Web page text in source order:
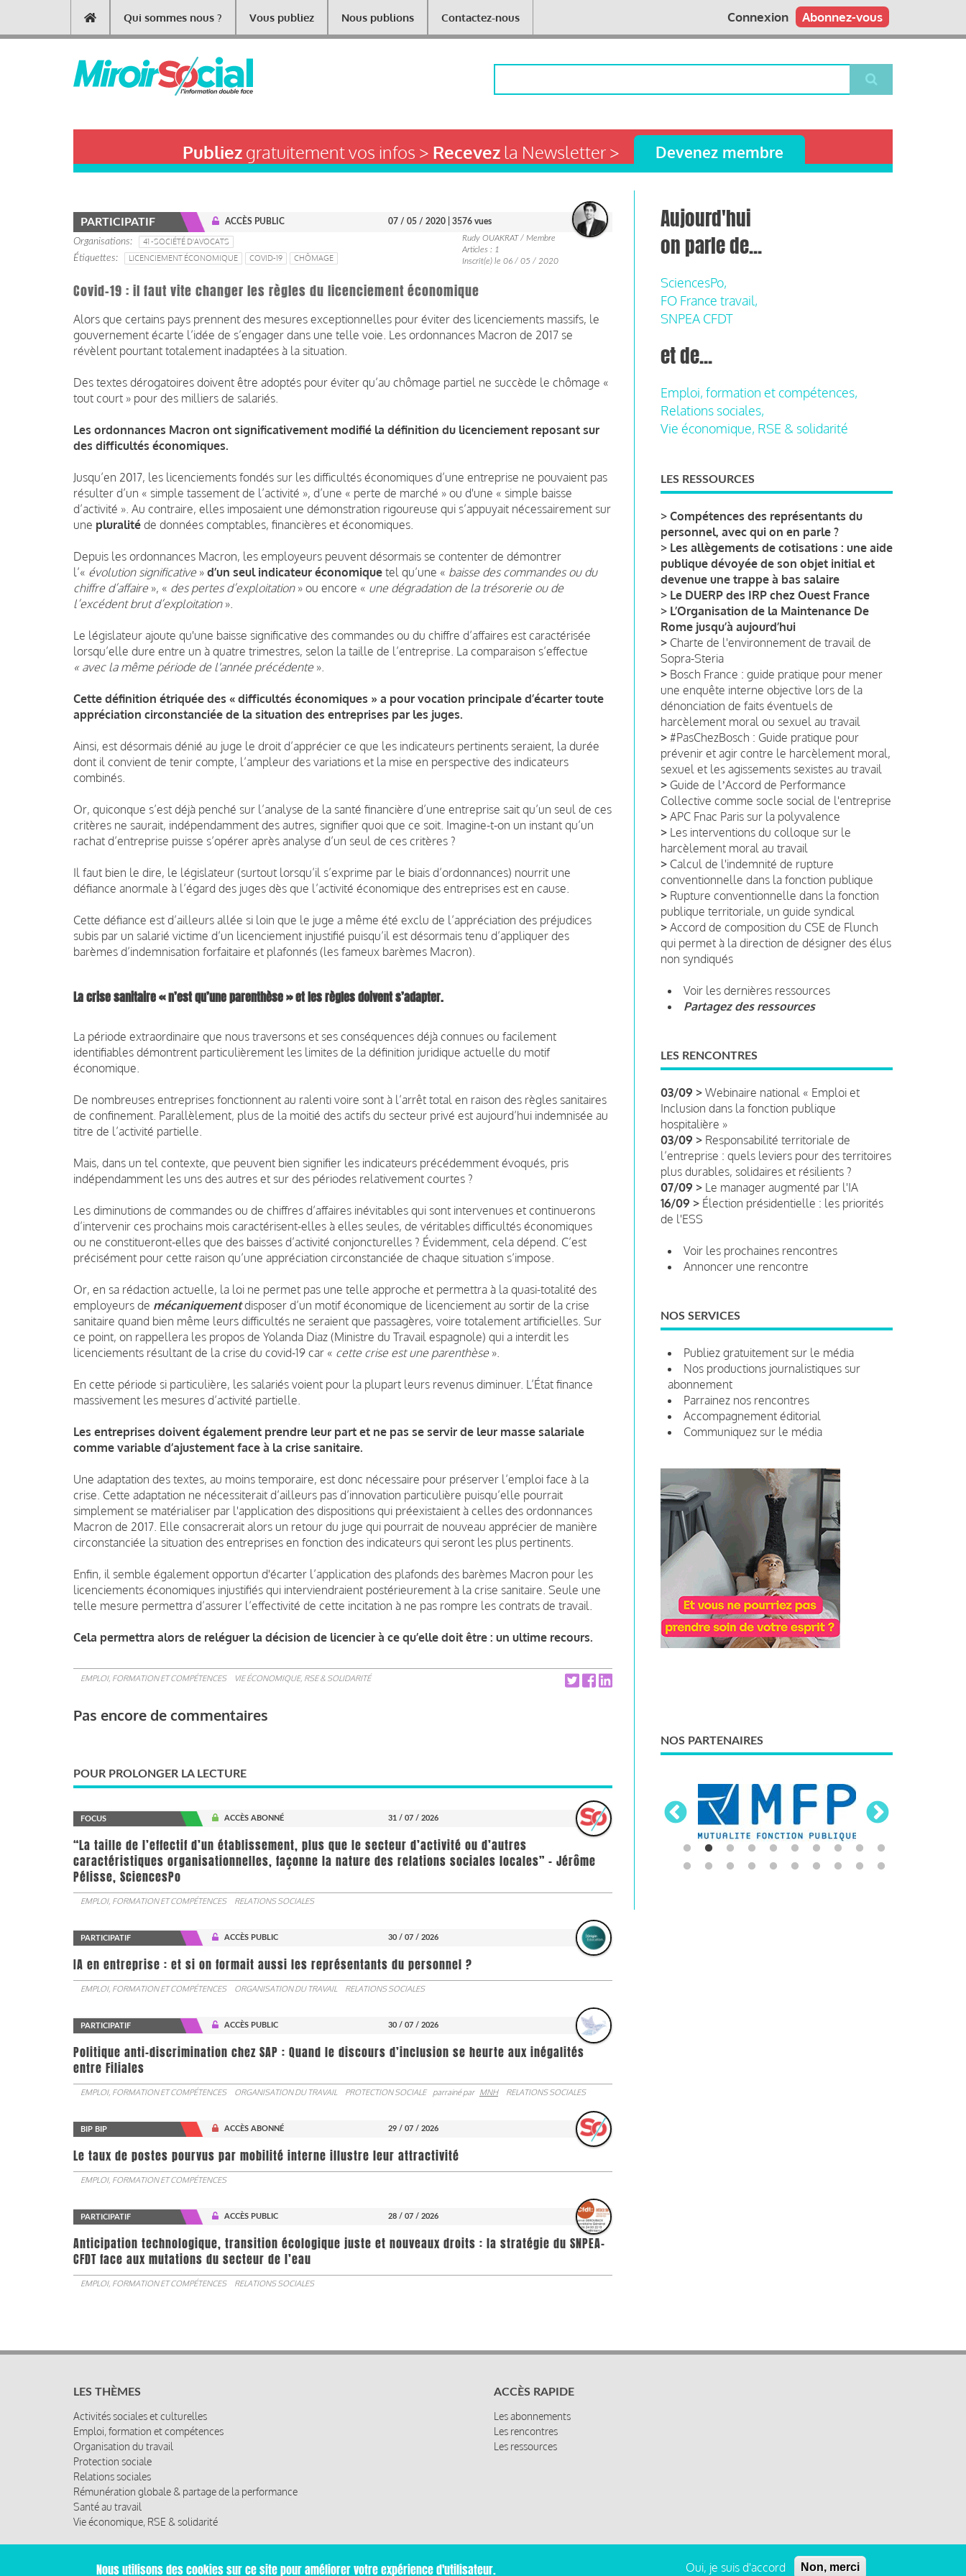
contenu
Main
navigation
Qui sommes nous ? Vous publiez Nous publions Contactez-nous Abonnez-vous
Connexion
Publiezgratuitement vos infos > Recevezla Newsletter > Devenez membre
PARTICIPATIF ACCÈS PUBLIC 07 / 05 / 2020 | 3576 vues
Organisations
41 -SOCIÉTÉ D'AVOCATS
Étiquettes
LICENCIEMENT ÉCONOMIQUE COVID-19 CHÔMAGE
Rudy OUAKRAT / Membre
Articles : 1
Inscrit(e) le 06 / 05 / 2020
Covid-19 : il faut vite changer les règles du licenciement économique
Alors que certains pays prennent des mesures exceptionnelles pour éviter des licenciements massifs, le
gouvernement écarte l’idée de s’engager dans une telle voie. Les ordonnances Macron de 2017 se
révèlent pourtant totalement inadaptées à la situation.
Des textes dérogatoires doivent être adoptés pour éviter qu’au chômage partiel ne succède le chômage «
tout court » pour des milliers de salariés.
Les ordonnances Macron ont significativement modifié la définition du licenciement reposant sur
des difficultés économiques.
Jusqu’en 2017, les licenciements fondés sur les difficultés économiques d’une entreprise ne pouvaient pas
résulter d’un « simple tassement de l’activité », d’une « perte de marché » ou d'une « simple baisse
d’activité ». Au contraire, elles imposaient une démonstration rigoureuse qui s’appuyait nécessairement sur
une pluralité de données comptables, financières et économiques.
Depuis les ordonnances Macron, les employeurs peuvent désormais se contenter de démontrer
l’« évolution significative » d’un seul indicateur économique tel qu’une « baisse des commandes ou du
chiffre d’affaire », « des pertes d’exploitation» ou encore « une dégradation de la trésorerie ou de
l’excédent brut d’exploitation».
Le législateur ajoute qu'une baisse significative des commandes ou du chiffre d’affaires est caractérisée
lorsqu’elle dure entre un à quatre trimestres, selon la taille de l’entreprise. La comparaison s’effectue
« avec la même période de l'année précédente ».
Cette définition étriquée des « difficultés économiques » a pour vocation principale d’écarter toute
appréciation circonstanciée de la situation des entreprises par les juges.
Ainsi, est désormais dénié au juge le droit d’apprécier ce que les indicateurs pertinents seraient, la durée
dont il convient de tenir compte, l’ampleur des variations et la mise en perspective des indicateurs
combinés.
Or, quiconque s’est déjà penché sur l’analyse de la santé financière d’une entreprise sait qu’un seul de ces
critères ne saurait, indépendamment des autres, signifier quoi que ce soit. Imagine-t-on un instant qu’un
rachat d’entreprise puisse s’opérer après analyse d’un seul de ces critères ?
Il faut bien le dire, le législateur (surtout lorsqu’il s’exprime par le biais d’ordonnances) nourrit une
défiance anormale à l’égard des juges dès que l’activité économique des entreprises est en cause.
Cette défiance est d’ailleurs allée si loin que le juge a même été exclu de l’appréciation des préjudices
subis par un salarié victime d’un licenciement injustifié puisqu’il est désormais tenu d’appliquer des
barèmes d’indemnisation forfaitaire et plafonnés (les fameux barèmes Macron).
La crise sanitaire « n’est qu’une parenthèse » et les règles doivent s’adapter.
La période extraordinaire que nous traversons et ses conséquences déjà connues ou facilement
identifiables démontrent particulièrement les limites de la définition juridique actuelle du motif
économique.
De nombreuses entreprises fonctionnent au ralenti voire sont à l’arrêt total en raison des règles sanitaires
de confinement. Parallèlement, plus de la moitié des actifs du secteur privé est aujourd’hui indemnisée au
titre de l’activité partielle.
Mais, dans un tel contexte, que peuvent bien signifier les indicateurs précédemment évoqués, pris
indépendamment les uns des autres et sur des périodes relativement courtes ?
Les diminutions de commandes ou de chiffres d’affaires inévitables qui sont intervenues et continuerons
d’intervenir ces prochains mois caractérisent-elles à elles seules, de véritables difficultés économiques
ou ne constitueront-elles que des baisses d’activité conjoncturelles ? Évidemment, cela dépend. C’est
précisément pour cette raison qu’une appréciation circonstanciée de chaque situation s’impose.
Or, en sa rédaction actuelle, la loi ne permet pas une telle approche et permettra à la quasi-totalité des
employeurs de mécaniquementdisposer d’un motif économique de licenciement au sortir de la crise
sanitaire quand bien même leurs difficultés ne seraient que passagères, voire totalement artificielles. Sur
ce point, on rappellera les propos de Yolanda Diaz (Ministre du Travail espagnole) qui a interdit les
licenciements résultant de la crise du covid-19 car « cette crise est une parenthèse ».
En cette période si particulière, les salariés voient pour la plupart leurs revenus diminuer. L’État finance
massivement les mesures d’activité partielle.
Les entreprises doivent également prendre leur part et ne pas se servir de leur masse salariale
comme variable d’ajustement face à la crise sanitaire.
Une adaptation des textes, au moins temporaire, est donc nécessaire pour préserver l’emploi face à la
crise. Cette adaptation ne nécessiterait d’ailleurs pas d’innovation particulière puisqu’elle pourrait
simplement se matérialiser par l'application des dispositions qui préexistaient à celles des ordonnances
Macron de 2017. Elle consacrerait alors un retour du juge qui pourrait de nouveau apprécier de manière
circonstanciée la situation des entreprises en fonction des indicateurs qui seront les plus pertinents.
Enfin, il semble également opportun d'écarter l’application des plafonds des barèmes Macron pour les
licenciements économiques injustifiés qui interviendraient postérieurement à la crise sanitaire. Seule une
telle mesure permettra d’assurer l’effectivité de cette incitation à ne pas rompre les contrats de travail.
Cela permettra alors de reléguer la décision de licencier à ce qu’elle doit être : un ultime recours.
EMPLOI, FORMATION ET COMPÉTENCES VIE ÉCONOMIQUE, RSE & SOLIDARITÉ
Pas encore de commentaires
POUR PROLONGER LA LECTURE
FOCUS ACCÈS ABONNÉ 31 / 07 / 2026
“La taille de l’effectif d’un établissement, plus que le secteur d’activité ou d’autres
caractéristiques organisationnelles, façonne la nature des relations sociales locales” - Jérôme
Pélisse, SciencesPo
EMPLOI, FORMATION ET COMPÉTENCES RELATIONS SOCIALES
PARTICIPATIF ACCÈS PUBLIC 30 / 07 / 2026
IA en entreprise : et si on formait aussi les représentants du personnel ?
EMPLOI, FORMATION ET COMPÉTENCES ORGANISATION DU TRAVAIL RELATIONS SOCIALES
PARTICIPATIF ACCÈS PUBLIC 30 / 07 / 2026
Politique anti-discrimination chez SAP : Quand le discours d’inclusion se heurte aux inégalités
entre Filiales
EMPLOI, FORMATION ET COMPÉTENCES ORGANISATION DU TRAVAIL PROTECTION SOCIALE parrainé par MNH RELATIONS SOCIALES
BIP BIP ACCÈS ABONNÉ 29 / 07 / 2026
Le taux de postes pourvus par mobilité interne illustre leur attractivité
EMPLOI, FORMATION ET COMPÉTENCES
PARTICIPATIF ACCÈS PUBLIC 28 / 07 / 2026
Anticipation technologique, transition écologique juste et nouveaux droits : la stratégie du SNPEA-
CFDT face aux mutations du secteur de l’eau
EMPLOI, FORMATION ET COMPÉTENCES RELATIONS SOCIALES
Aujourd'hui
on parle de...
SciencesPo,
FO France travail,
SNPEA CFDT
et de...
Emploi, formation et compétences,
Relations sociales,
Vie économique, RSE & solidarité
LES RESSOURCES
> Compétences des représentants du
personnel, avec qui on en parle ?
> Les allègements de cotisations : une aide
publique dévoyée de son objet initial et
devenue une trappe à bas salaire
> Le DUERP des IRP chez Ouest France
> L’Organisation de la Maintenance De
Rome jusqu’à aujourd’hui
> Charte de l'environnement de travail de
Sopra-Steria
> Bosch France : guide pratique pour mener
une enquête interne objective lors de la
dénonciation de faits éventuels de
harcèlement moral ou sexuel au travail
> #PasChezBosch : Guide pratique pour
prévenir et agir contre le harcèlement moral,
sexuel et les agissements sexistes au travail
> Guide de lʼAccord de Performance
Collective comme socle social de l'entreprise
> APC Fnac Paris sur la polyvalence
> Les interventions du colloque sur le
harcèlement moral au travail
> Calcul de l'indemnité de rupture
conventionnelle dans la fonction publique
> Rupture conventionnelle dans la fonction
publique territoriale, un guide syndical
> Accord de composition du CSE de Flunch
qui permet à la direction de désigner des élus
non syndiqués
Voir les dernières ressources
Partagez des ressources
LES RENCONTRES
03/09 > Webinaire national « Emploi et
Inclusion dans la fonction publique
hospitalière »
03/09 > Responsabilité territoriale de
l’entreprise : quels leviers pour des territoires
plus durables, solidaires et résilients ?
07/09 > Le manager augmenté par l'IA
16/09 > Élection présidentielle : les priorités
de l'ESS
Voir les prochaines rencontres
Annoncer une rencontre
NOS SERVICES
Publiez gratuitement sur le média
Nos productions journalistiques sur
abonnement
Parrainez nos rencontres
Accompagnement éditorial
Communiquez sur le média
NOS PARTENAIRES
LES THÈMES
Activités sociales et culturelles
Emploi, formation et compétences
Organisation du travail
Protection sociale
Relations sociales
Rémunération globale & partage de la performance
Santé au travail
Vie économique, RSE & solidarité
ACCÈS RAPIDE
Les abonnements
Les rencontres
Les ressources
Nous utilisons des cookies sur ce site pour améliorer votre expérience d'utilisateur. Oui, je suis d'accord Non, merci